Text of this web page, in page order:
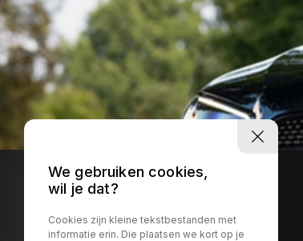
We gebruiken cookies,
wil je dat?
Cookies zijn kleine tekstbestanden met
informatie erin. Die plaatsen we kort op je